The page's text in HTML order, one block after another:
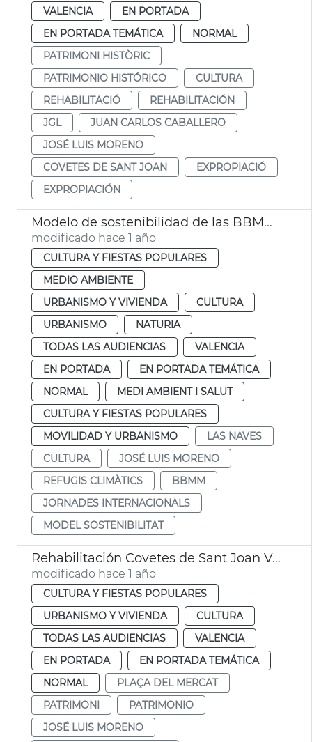
VALENCIA
EN PORTADA
EN PORTADA TEMÁTICA
NORMAL
PATRIMONI HISTÒRIC
PATRIMONIO HISTÓRICO
CULTURA
REHABILITACIÓ
REHABILITACIÓN
JGL
JUAN CARLOS CABALLERO
JOSÉ LUIS MORENO
COVETES DE SANT JOAN
EXPROPIACIÓ
EXPROPIACIÓN
Modelo de sostenibilidad de las BBMM València
modificado hace 1 año
CULTURA Y FIESTAS POPULARES
MEDIO AMBIENTE
URBANISMO Y VIVIENDA
CULTURA
URBANISMO
NATURIA
TODAS LAS AUDIENCIAS
VALENCIA
EN PORTADA
EN PORTADA TEMÁTICA
NORMAL
MEDI AMBIENT I SALUT
CULTURA Y FIESTAS POPULARES
MOVILIDAD Y URBANISMO
LAS NAVES
CULTURA
JOSÉ LUIS MORENO
REFUGIS CLIMÀTICS
BBMM
JORNADES INTERNACIONALS
MODEL SOSTENIBILITAT
Rehabilitación Covetes de Sant Joan València
modificado hace 1 año
CULTURA Y FIESTAS POPULARES
URBANISMO Y VIVIENDA
CULTURA
TODAS LAS AUDIENCIAS
VALENCIA
EN PORTADA
EN PORTADA TEMÁTICA
NORMAL
PLAÇA DEL MERCAT
PATRIMONI
PATRIMONIO
JOSÉ LUIS MORENO